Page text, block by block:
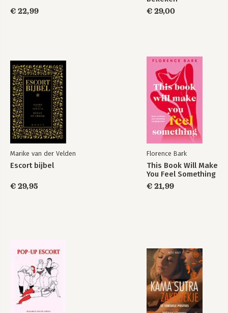
€ 22,99
€ 29,00
Marike van der Velden
Escort bijbel
€ 29,95
Florence Bark
This Book Will Make
You Feel Something
€ 21,99